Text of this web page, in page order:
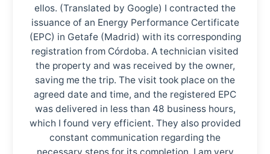
ellos. (Translated by Google) I contracted the
issuance of an Energy Performance Certificate
(EPC) in Getafe (Madrid) with its corresponding
registration from Córdoba. A technician visited
the property and was received by the owner,
saving me the trip. The visit took place on the
agreed date and time, and the registered EPC
was delivered in less than 48 business hours,
which I found very efficient. They also provided
constant communication regarding the